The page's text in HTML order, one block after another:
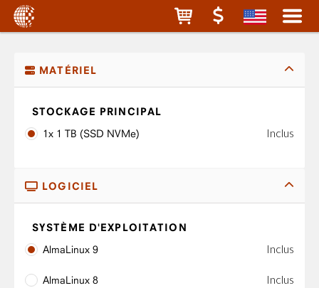
MATÉRIEL
STOCKAGE PRINCIPAL
1x 1 TB (SSD NVMe)
Inclus
LOGICIEL
SYSTÈME D'EXPLOITATION
AlmaLinux 9
Inclus
AlmaLinux 8 Inclus